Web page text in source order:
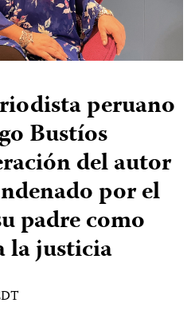
peruano
Bustíos
del autor
por el
padre como
la justicia